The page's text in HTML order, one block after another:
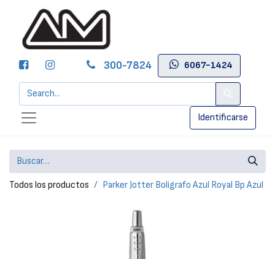
300-7824 6067-1424
Identificarse
Todos los productos Parker Jotter Boligrafo Azul Royal Bp Azul